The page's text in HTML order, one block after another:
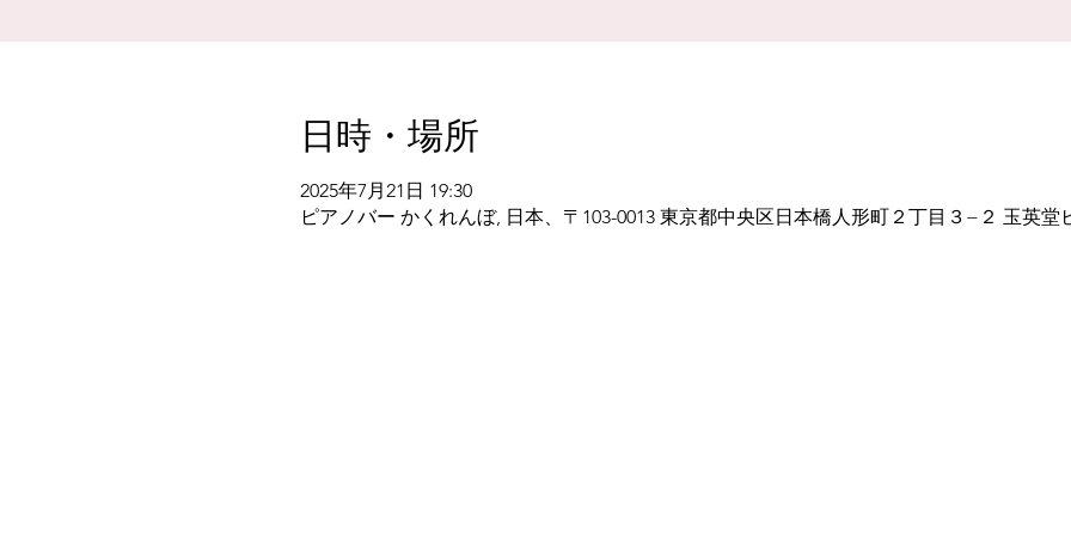
日時・場所
2025年7月21日 19:30
ピアノバー かくれんぼ, 日本、〒103-0013 東京都中央区日本橋人形町２丁目３−２ 玉英堂